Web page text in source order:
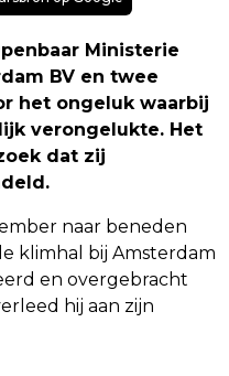
Ministerie
BV en twee
het ongeluk waarbij
verongelukte. Het
dat zij
naar beneden
klimhal bij Amsterdam
en overgebracht
hij aan zijn